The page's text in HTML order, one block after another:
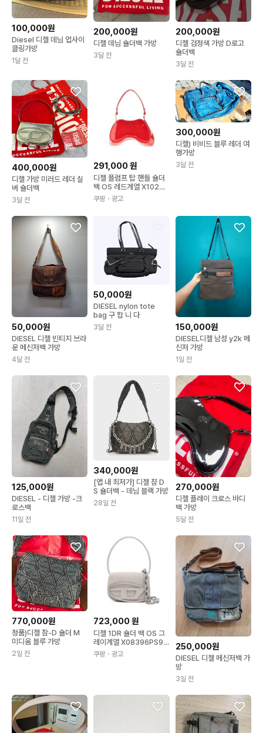
100,000원
Diesel 디젤 데님 업사이
클링가방
1달 전
200,000원
디젤 데님 숄더백 가방
3달 전
200,000원
디젤 검정색 가방 D로고
숄더백
3달 전
400,000원
디젤 가방 미러드 레더 실
버 숄더백
3달 전
291,000원
디젤 플럼프 탑 핸들 숄더
백 OS 레드계열 X10201
P6255
쿠팡 ・광고
300,000원
디젤) 비비드 블루 레더 여
행가방
3달 전
50,000원
DIESEL 디젤 빈티지 브라
운 메신저백 가방
4달 전
50,000원
DIESEL nylon tote
bag 구 합 니 다
3달 전 150,000원
DIESEL디젤 남성 y2k 메
신저 가방
1일 전
125,000원
DIESEL - 디젤 가방 -크
로스백
11일 전
340,000원
[앱 내 최저가] 디젤 챰 D
S 숄더백 - 데님 블랙 가방
28일 전
270,000원
디젤 플레이 크로스 바디
백 가방
5달 전
770,000원
정품)디젤 참-D 숄더 M
미디움 블루 가방
2일 전
723,000원
디젤 1DR 숄더 백 OS 그
레이계열 X08396PS91
9
쿠팡 ・광고
250,000원
DIESEL 디젤 메신저백 가
방
3일 전